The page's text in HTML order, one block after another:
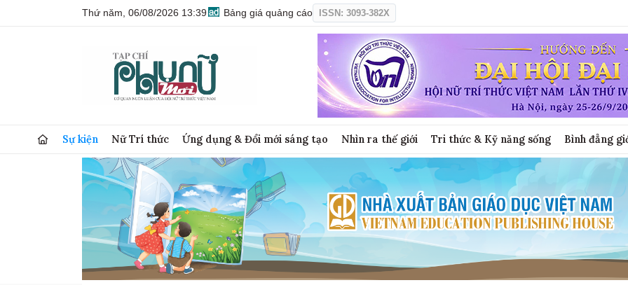
Thứ năm, 06/08/2026 13:39 Bảng giá quảng cáo ISSN: 3093-382X
Sự kiện Nữ Trí thức Ứng dụng & Đổi mới sáng tạo Nhìn ra thế giới Tri thức & Kỹ năng sống Bình đẳng